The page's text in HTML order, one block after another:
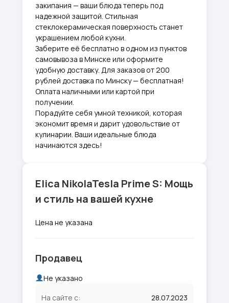
закипания — ваши блюда теперь под
надежной защитой. Стильная
стеклокерамическая поверхность станет
украшением любой кухни.
Заберите её бесплатно в одном из пунктов
самовывоза в Минске или оформите
удобную доставку. Для заказов от 200
рублей доставка по Минску — бесплатная!
Оплата наличными или картой при
получении.
Порадуйте себя умной техникой, которая
экономит время и дарит удовольствие от
кулинарии. Ваши идеальные блюда
начинаются здесь!
Elica NikolaTesla Prime S: Мощь
и стиль на вашей кухне
Цена не указана
Продавец
Не указано
На сайте с:
28.07.2023